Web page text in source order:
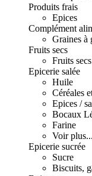
Produits frais
Epices
Complément
Graines à
Fruits secs
Fruits secs
Epicerie salée
Huile
Céréales
Epices /
Bocaux
Farine
Voir plus...
Epicerie sucrée
Sucre
Biscuits,